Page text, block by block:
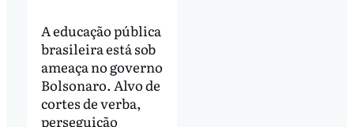
A educação pública
brasileira está sob
ameaça no governo
Bolsonaro. Alvo de
cortes de verba,
perseguição